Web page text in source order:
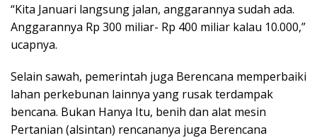
“Kita Januari langsung jalan, anggarannya sudah ada.
Anggarannya Rp 300 miliar- Rp 400 miliar kalau 10.000,”
ucapnya.
Selain sawah, pemerintah juga Berencana memperbaiki
lahan perkebunan lainnya yang rusak terdampak
bencana. Bukan Hanya Itu, benih dan alat mesin
Pertanian (alsintan) rencananya juga Berencana